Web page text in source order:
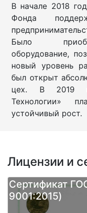
В начале 2018
Фонда
Было
оборудование,
новый уровень
был открыт
цех. В 2019
Технологии»
устойчивый рост.
Лицензии и
Сертификат
9001:2015)